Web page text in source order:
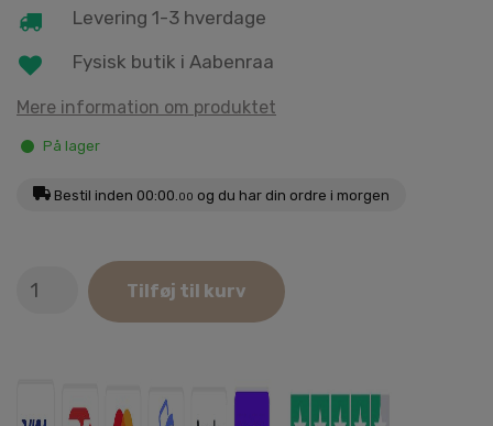
Levering 1-3 hverdage
Fysisk butik i Aabenraa
Mere information om produktet
På lager
Bestil inden 00:00. 00 og du har din ordre i morgen
Premium
Tilføj til kurv